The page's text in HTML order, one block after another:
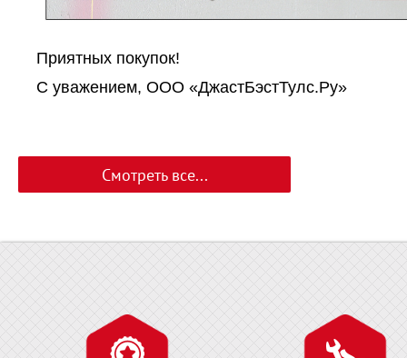
Приятных покупок!
С уважением, ООО «ДжастБэстТулс.Ру»
Смотреть все...